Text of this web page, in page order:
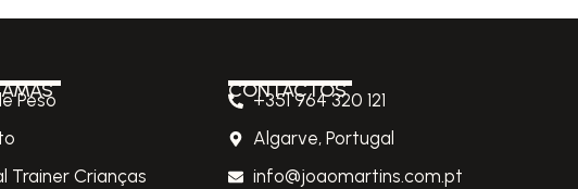
Peso
Trainer Crianças
CONTACTOS
+351 964 320 121
Algarve, Portugal
info@joaomartins.com.pt